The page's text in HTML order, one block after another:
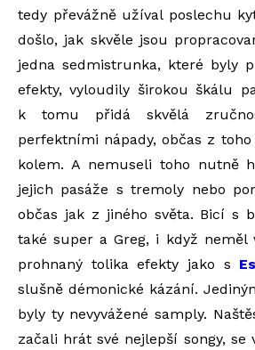
tedy převážně užíval poslechu
došlo, jak skvěle jsou
jedna sedmistrunka, které byly
efekty, vyloudily širokou škálu
k tomu přidá skvělá
perfektními nápady, občas z
kolem. A nemuseli toho nutně
jejich pasáže s tremoly nebo
občas jak z jiného světa. Bicí s
také super a Greg, i když neměl
prohnaný tolika efekty jako s
slušně démonické kázání.
byly ty nevyvážené samply.
začali hrát své nejlepší songy, se